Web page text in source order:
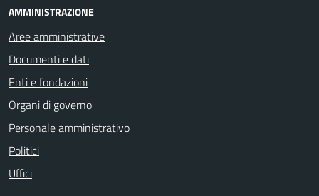
AMMINISTRAZIONE
Aree amministrative
Documenti e dati
Enti e fondazioni
Organi di governo
Personale amministrativo
Politici
Uffici